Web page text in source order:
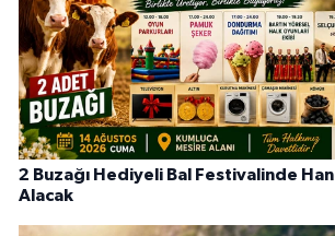
2 Buzağı Hediyeli Bal Festivalinde
Alacak